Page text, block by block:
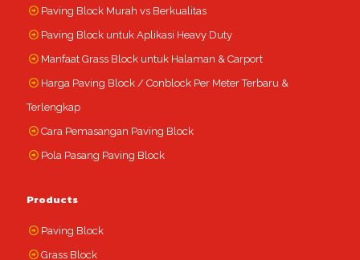
Paving Block Murah vs Berkualitas
Paving Block untuk Aplikasi Heavy Duty
Manfaat Grass Block untuk Halaman & Carport
Harga Paving Block / Conblock Per Meter Terbaru &
Terlengkap
Cara Pemasangan Paving Block
Pola Pasang Paving Block
Products
Paving Block
Grass Block